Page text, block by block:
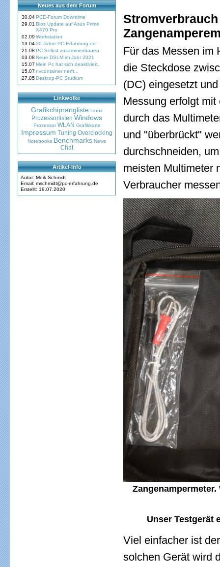
Neues aus dem Forum
30.04PCE-Forum Downtime
29.01 Bios Update auf Asus Prime
X470 Pro
02.09 Workstation
13.0420 Jahre PC-Erfahrung.de
21.08 PC Selbst zusammenbauen
03.08 Neue DSLM im Jahr 2021
15.07 Mein Pc hat sich deaktiviert.
15.07 nvcontainer nerft...
27.05Desktop-PC Studium
Linkwolke
Grafikchiprangliste Linux
Prozessorlisten Windows
Prozessor WLAN Grafikkarte
Impressum Tuning Overclocking
Notebooks Benchmarks News
Chat
Artikel-Info
Autor: Meik Schmidt
Email: mschmidt@pc-erfahrung.de
Erstellt: 19.07.2020
Für das Messen im
die Steckdose
(DC) eingesetzt
Messung erfolgt
durch das
und "überbrückt"
durchschneiden,
meisten Multimeter
Verbraucher
Unser Testgerät
Viel einfacher ist
solchen Gerät wird